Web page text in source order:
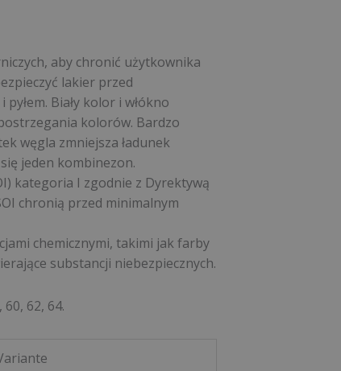
aby chronić użytkownika
lakier przed
Biały kolor i włókno
kolorów. Bardzo
węgla zmniejsza ładunek
jeden kombinezon.
kategoria I zgodnie z Dyrektywą
chronią przed minimalnym
chemicznymi, takimi jak farby
substancji niebezpiecznych.
62, 64.